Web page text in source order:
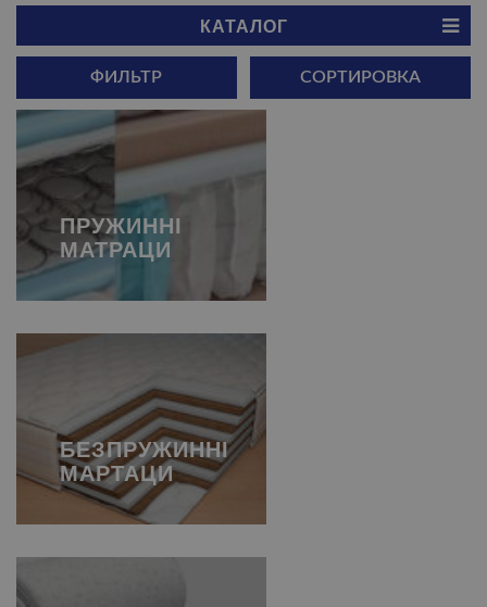
КАТАЛОГ
ФИЛЬТР СОРТИРОВКА
ПРУЖИННІ
МАТРАЦИ
БЕЗПРУЖИННІ
МАРТАЦИ